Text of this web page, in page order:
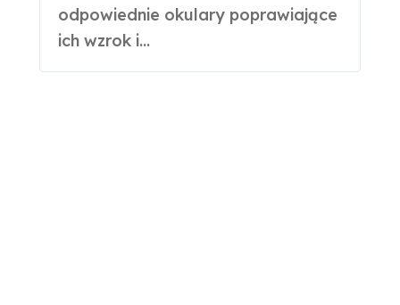
odpowiednie okulary poprawiające
ich wzrok i...